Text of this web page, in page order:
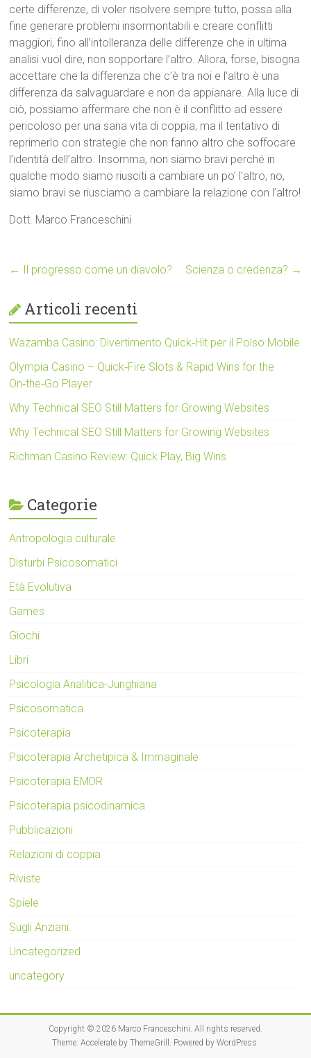
certe differenze, di voler risolvere sempre tutto, possa alla
fine generare problemi insormontabili e creare conflitti
maggiori, fino all’intolleranza delle differenze che in ultima
analisi vuol dire, non sopportare l’altro. Allora, forse, bisogna
accettare che la differenza che c’è tra noi e l’altro è una
differenza da salvaguardare e non da appianare. Alla luce di
ciò, possiamo affermare che non è il conflitto ad essere
pericoloso per una sana vita di coppia, ma il tentativo di
reprimerlo con strategie che non fanno altro che soffocare
l’identità dell’altro. Insomma, non siamo bravi perché in
qualche modo siamo riusciti a cambiare un po’ l’altro, no,
siamo bravi se riusciamo a cambiare la relazione con l’altro!
Dott. Marco Franceschini
← Il progresso come un diavolo? Scienza o credenza? →
Articoli recenti
Wazamba Casino: Divertimento Quick‑Hit per il Polso Mobile
Olympia Casino – Quick‑Fire Slots & Rapid Wins for the
On‑the‑Go Player
Why Technical SEO Still Matters for Growing Websites
Why Technical SEO Still Matters for Growing Websites
Richman Casino Review: Quick Play, Big Wins
Categorie
Antropologia culturale
Disturbi Psicosomatici
Età Evolutiva
Games
Giochi
Libri
Psicologia Analitica-Junghiana
Psicosomatica
Psicoterapia
Psicoterapia Archetipica & Immaginale
Psicoterapia EMDR
Psicoterapia psicodinamica
Pubblicazioni
Relazioni di coppia
Riviste
Spiele
Sugli Anziani.
Uncategorized
uncategory
Copyright © 2026 Marco Franceschini. All rights reserved.
Theme: Accelerateby ThemeGrill. Powered by WordPress.